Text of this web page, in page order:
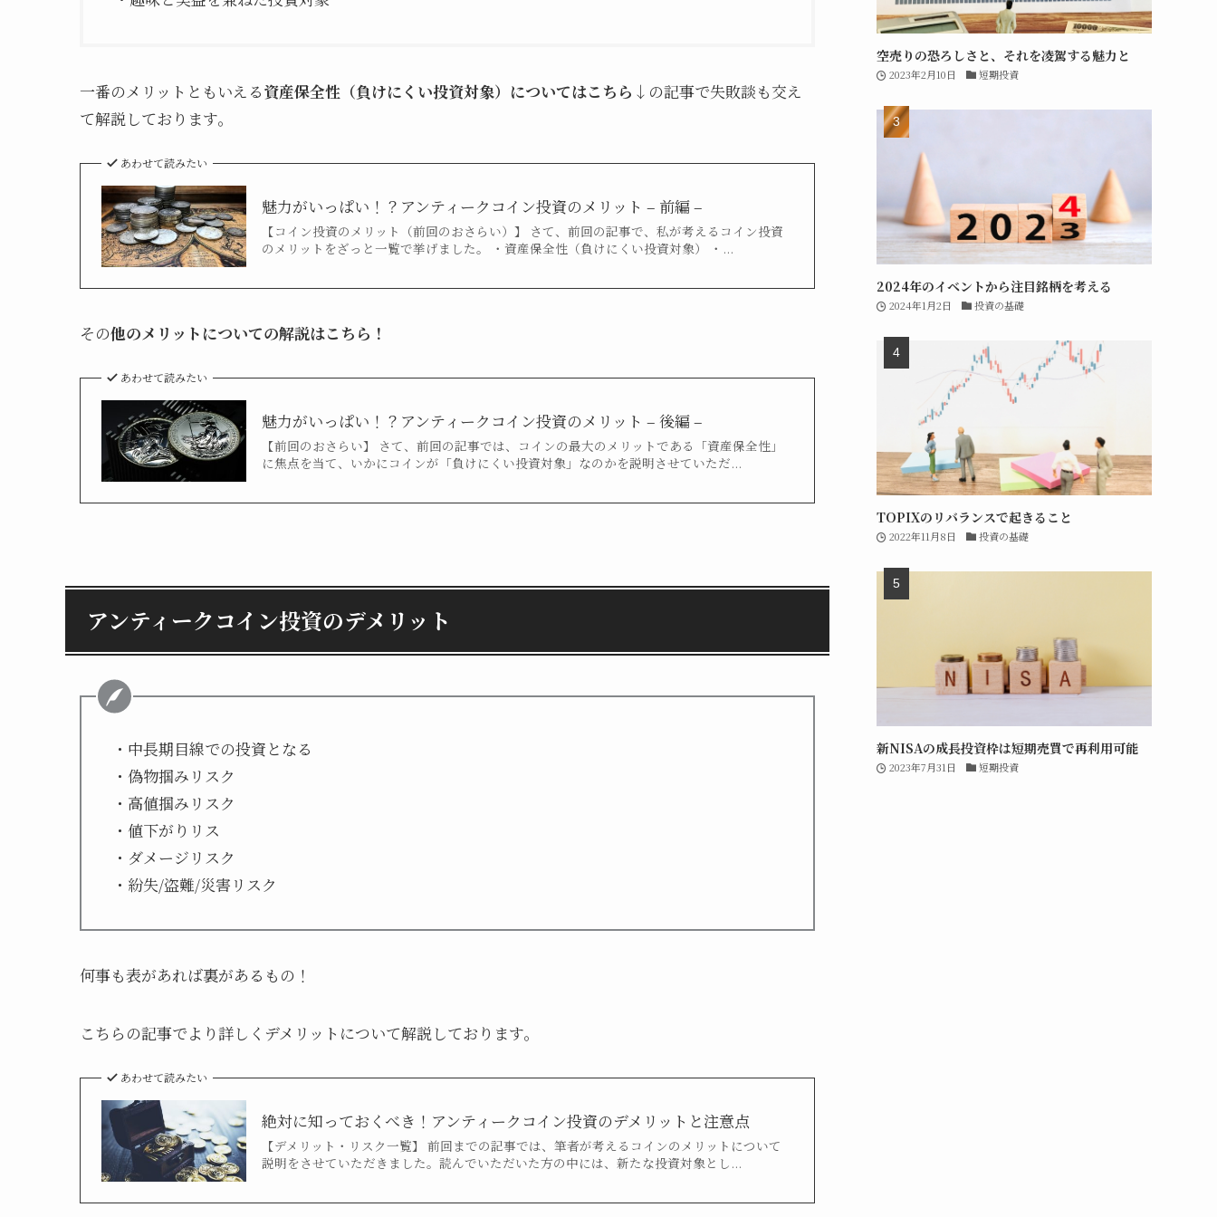
一番のメリットともいえる資産保全性（負けにくい投資対象）についてはこちら ↓の記事で失敗談も交え
て解説しております。
あわせて読みたい
魅力がいっぱい！？アンティークコイン投資のメリット – 前編 –
【コイン投資のメリット（前回のおさらい）】 さて、前回の記事で、私が考えるコイン投資
のメリットをざっと一覧で挙げました。 ・資産保全性（負けにくい投資対象） ・...
その他のメリットについての解説はこちら！
あわせて読みたい
魅力がいっぱい！？アンティークコイン投資のメリット – 後編 –
【前回のおさらい】 さて、前回の記事では、コインの最大のメリットである「資産保全性」
に焦点を当て、いかにコインが「負けにくい投資対象」なのかを説明させていただ...
アンティークコイン投資のデメリット
・中長期目線での投資となる
・偽物掴みリスク
・高値掴みリスク
・値下がりリス
・ダメージリスク
・紛失/盗難/災害リスク
何事も表があれば裏があるもの！
こちらの記事でより詳しくデメリットについて解説しております。
あわせて読みたい
絶対に知っておくべき！アンティークコイン投資のデメリットと注意点
【デメリット・リスク一覧】 前回までの記事では、筆者が考えるコインのメリットについて
説明をさせていただきました。読んでいただいた方の中には、新たな投資対象とし...
空売りの恐ろしさと、それを凌駕する魅力と
2023年2月10日 短期投資
2024年のイベントから注目銘柄を考える
2024年1月2日 投資の基礎
TOPIXのリバランスで起きること
2022年11月8日 投資の基礎
新NISAの成長投資枠は短期売買で再利用可能
2023年7月31日 短期投資